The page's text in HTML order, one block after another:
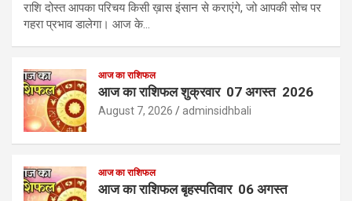
राशि दोस्त आपका परिचय किसी ख़ास इंसान से कराएंगे, जो आपकी सोच पर
गहरा प्रभाव डालेगा। आज के…
आज का राशिफल
आज का राशिफल शुक्रवार 07 अगस्त 2026
August 7, 2026 adminsidhbali
आज का राशिफल
आज का राशिफल बृहस्पतिवार 06 अगस्त